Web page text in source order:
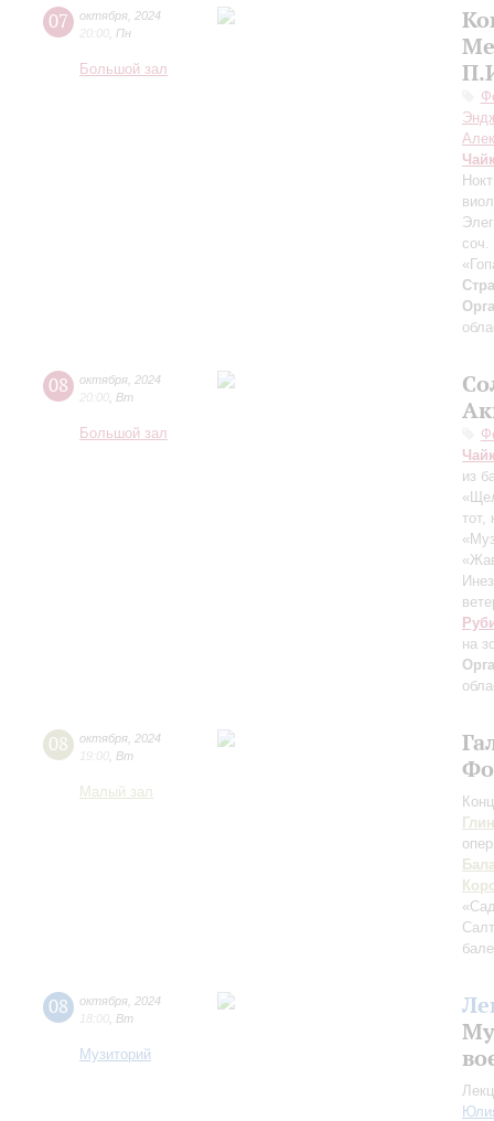
07 октября 2024
20:00 Пн
Большой зал
08 октября 2024
20:00 Вт
Большой зал
из
тот,
на
08 октября 2024
19:00 Вт
Малый зал
08 октября 2024
18:00 Вт
Музиторий